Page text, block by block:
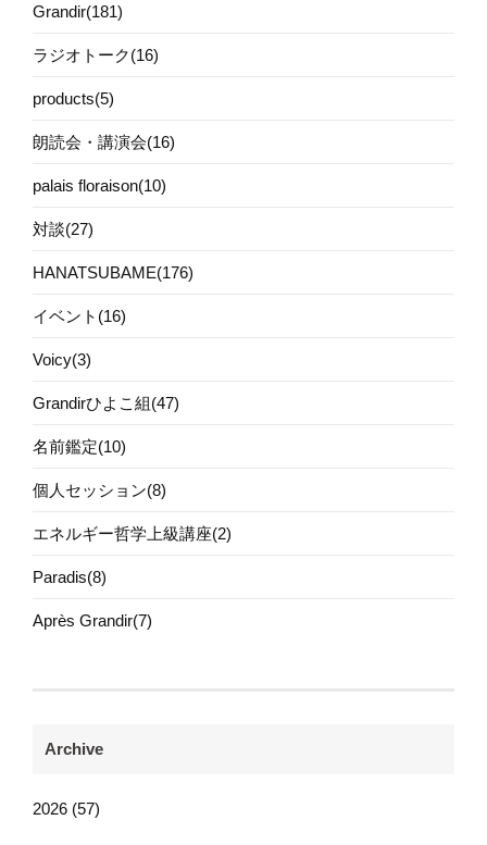
Grandir(181)
ラジオトーク(16)
products(5)
朗読会・講演会(16)
palais floraison(10)
対談(27)
HANATSUBAME(176)
イベント(16)
Voicy(3)
Grandirひよこ組(47)
名前鑑定(10)
個人セッション(8)
エネルギー哲学上級講座(2)
Paradis(8)
Après Grandir(7)
Archive
2026 (57)